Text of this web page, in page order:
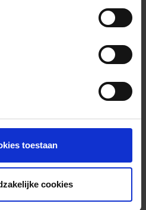
toestaan
cookies